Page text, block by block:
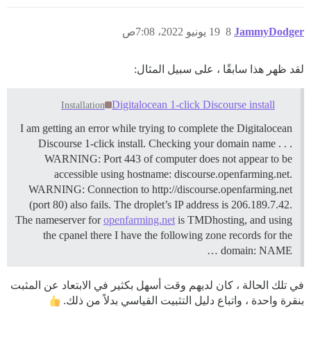
JammyDodger 19 يونيو 2022، 7:08ص 8
لقد ظهر هذا سابقًا ، على سبيل المثال:
Digitalocean 1-click Discourse install
Installation
I am getting an error while trying to complete the Digitalocean
Discourse 1-click install. Checking your domain name . . .
WARNING: Port 443 of computer does not appear to be
accessible using hostname: discourse.openfarming.net.
WARNING: Connection to http://discourse.openfarming.net
(port 80) also fails. The droplet’s IP address is 206.189.7.42.
The nameserver foropenfarming.net is TMDhosting, and using
the cpanel there I have the following zone records for the
domain: NAME …
في تلك الحالة ، كان لديهم وقت أسهل بكثير في الابتعاد عن المثبت
بنقرة واحدة ، واتباع دليل التثبيت القياسي بدلاً من ذلك.